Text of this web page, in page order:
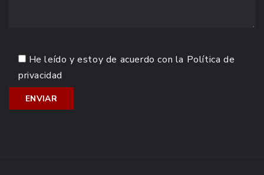
He leído y estoy de acuerdo con la Política de
privacidad